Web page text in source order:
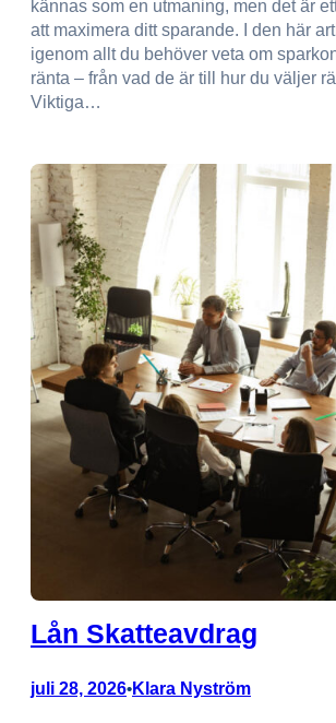
kännas som en utmaning, men det är
att maximera ditt sparande. I den här
igenom allt du behöver veta om
ränta – från vad de är till hur du väljer
Viktiga…
Lån Skatteavdrag
juli 28, 2026•Klara Nyström